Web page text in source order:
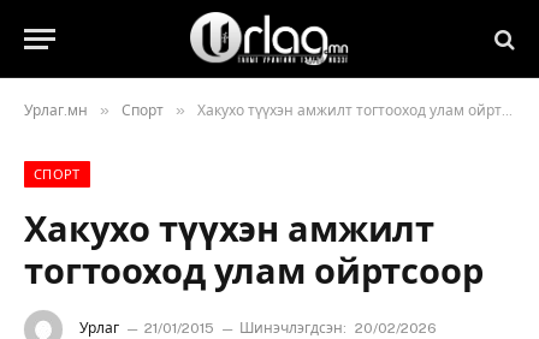
Урлаг.мн » Спорт » Хакухо түүхэн амжилт тогтооход улам ойртсоор
СПОРТ
Хакухо түүхэн амжилт
тогтооход улам ойртсоор
Урлаг 21/01/2015 Шинэчлэгдсэн: 20/02/2026